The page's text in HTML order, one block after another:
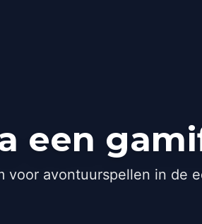
een
voor avontuurspellen in de